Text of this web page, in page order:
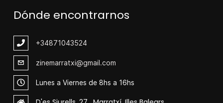
Dónde encontrarnos
+34871043524
zinemarratxi@gmail.com
Lunes a Viernes de 8hs a 16hs